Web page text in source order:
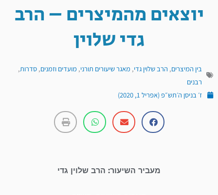
יוצאים מהמיצרים – הרב
גדי שלוין
בין המיצרים, הרב שלוין גדי, מאגר שיעורים תורני, מועדים וזמנים, סדרות,
רבנים
ז׳ בניסן ה׳תש״פ (אפריל 1, 2020)
מעביר השיעור: הרב שלוין גדי